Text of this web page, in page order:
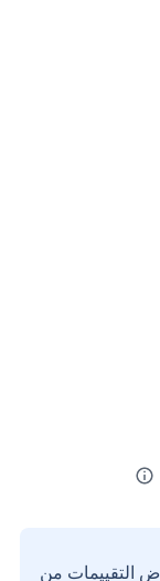
التقييمات من